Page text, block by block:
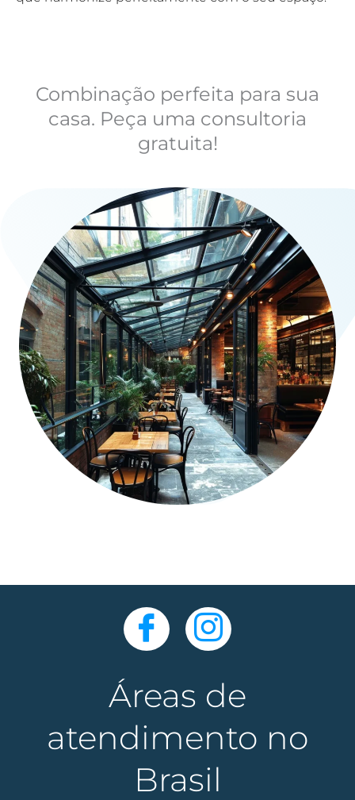
Combinação perfeita para sua
casa. Peça uma consultoria
gratuita!
Áreas de
atendimento no
Brasil